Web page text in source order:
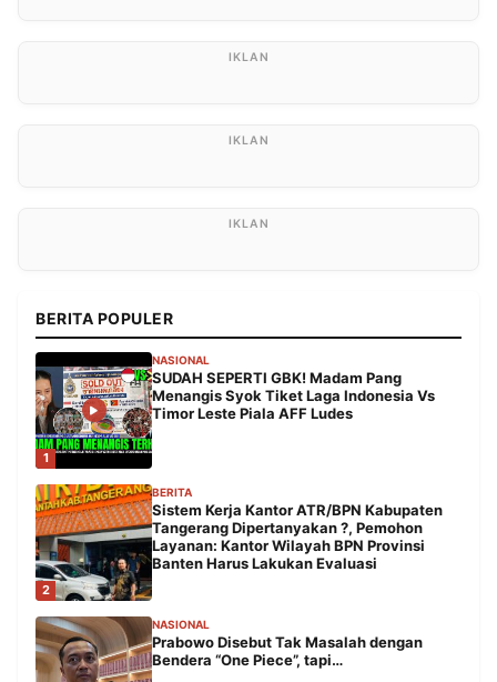
BERITA POPULER
1
NASIONAL
SUDAH SEPERTI GBK! Madam Pang
Menangis Syok Tiket Laga Indonesia Vs
Timor Leste Piala AFF Ludes
2
BERITA
Sistem Kerja Kantor ATR/BPN Kabupaten
Tangerang Dipertanyakan ?, Pemohon
Layanan: Kantor Wilayah BPN Provinsi
Banten Harus Lakukan Evaluasi
NASIONAL
Prabowo Disebut Tak Masalah dengan
Bendera “One Piece”, tapi…